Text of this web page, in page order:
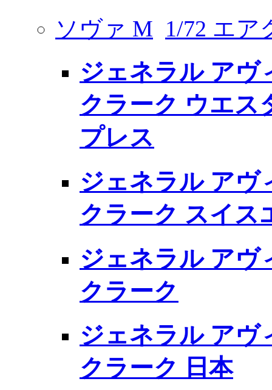
ソヴァ M 1/72 エア
ジェネラル アヴ
クラーク ウエス
プレス
ジェネラル アヴ
クラーク スイス
ジェネラル アヴ
クラーク
ジェネラル アヴ
クラーク 日本